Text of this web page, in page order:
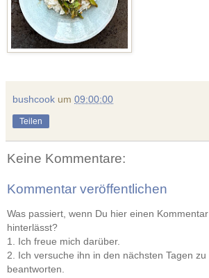
bushcook um 09:00:00
Teilen
Keine Kommentare:
Kommentar veröffentlichen
Was passiert, wenn Du hier einen Kommentar
hinterlässt?
1. Ich freue mich darüber.
2. Ich versuche ihn in den nächsten Tagen zu
beantworten.